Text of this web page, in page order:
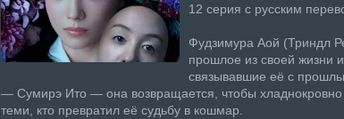
12 серия с русским
Фудзимура Аой (Триндл
прошлое из своей жизни
связывавшие её с
— Сумирэ Ито — она возвращается, чтобы хладнокровно
теми, кто превратил её судьбу в кошмар.